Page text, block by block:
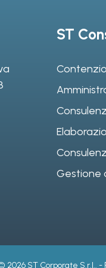
ST
Gestione
2026 ST Corporate S.r.l.. -